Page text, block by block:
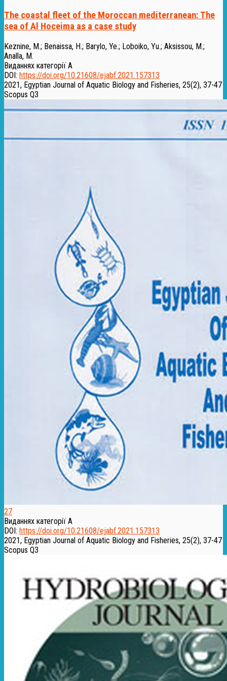
The coastal fleet of the Moroccan mediterranean: The
sea of Al Hoceima as a case study
Keznine, M.; Benaissa, H.; Barylo, Ye.; Loboiko, Yu.; Aksissou, M.;
Analla, M.
Виданнях категорії А
DOI: https://doi.org/10.21608/ejabf.2021.157313
2021, Egyptian Journal of Aquatic Biology and Fisheries, 25(2), 37-47
Scopus Q3
27
Виданнях категорії А
DOI: https://doi.org/10.21608/ejabf.2021.157313
2021, Egyptian Journal of Aquatic Biology and Fisheries, 25(2), 37-47
Scopus Q3